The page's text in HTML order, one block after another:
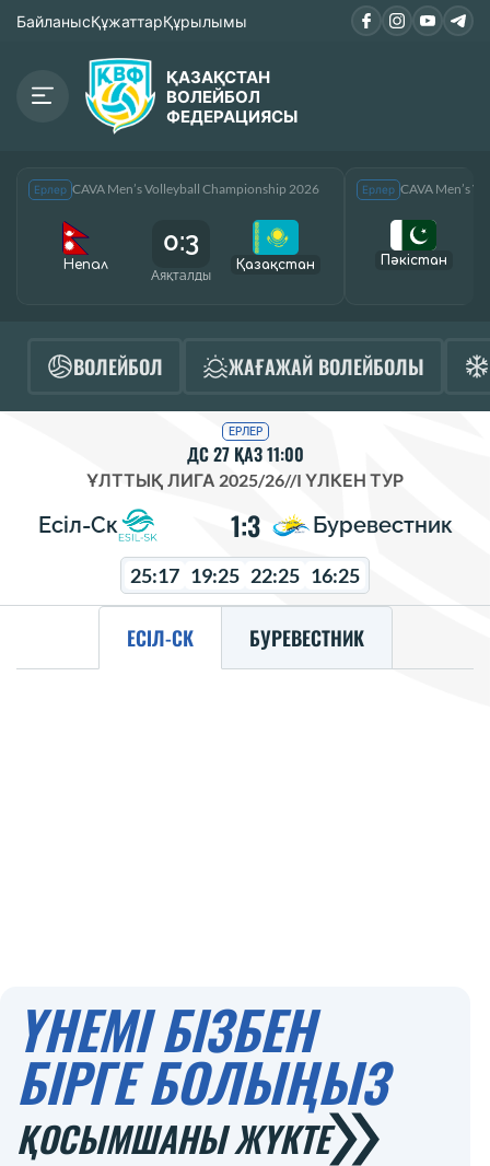
БайланысҚұжаттарҚұрылымы
ҚАЗАҚСТАН
ВОЛЕЙБОЛ
ФЕДЕРАЦИЯСЫ
Ерлер CAVA Men’s Volleyball Championship 2026
Непал
0:3
Аяқталды
Қазақcтан
Ерлер CAVA Men’s
Пәкістан
ВОЛЕЙБОЛ ЖАҒАЖАЙ ВОЛЕЙБОЛЫ
ЕРЛЕР
ДС 27 ҚАЗ 11:00
ҰЛТТЫҚ ЛИГА 2025/26//I ҮЛКЕН ТУР
Есіл-Ск 1:3 Буревестник
25:17 19:25 22:25 16:25
ЕСІЛ-СК БУРЕВЕСТНИК
ҮНЕМІ БІЗБЕН
БІРГЕ БОЛЫҢЫЗ
ҚОСЫМШАНЫ ЖҮКТЕ